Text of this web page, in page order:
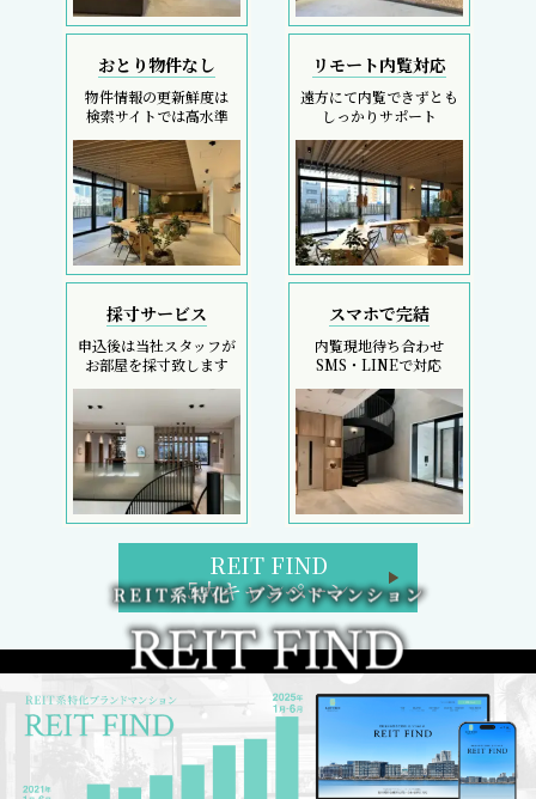
おとり物件なし
物件情報の更新鮮度は
検索サイトでは高水準
リモート内覧対応
遠方にて内覧できずとも
しっかりサポート
採寸サービス
申込後は当社スタッフが
お部屋を採寸致します
スマホで完結
内覧現地待ち合わせ
SMS・LINEで対応
REIT FIND
5大キャンペーン